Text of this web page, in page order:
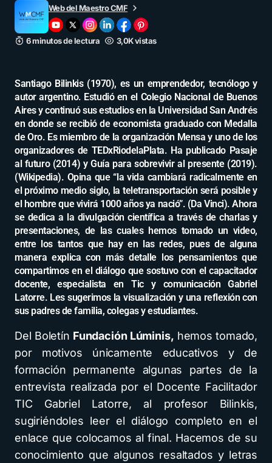
Web del Maestro CMF
6 minutos de lectura 3,0K vistas
Santiago Bilinkis (1970), es un emprendedor, tecnólogo y
autor argentino. Estudió en el Colegio Nacional de Buenos
Aires y continuó sus estudios en la Universidad San Andrés
en donde se recibió de economista graduado con Medalla
de Oro. Es miembro de la organización Mensa y uno de los
organizadores de TEDxRiodelaPlata. Ha publicado Pasaje
al futuro (2014) y Guía para sobrevivir al presente (2019).
(Wikipedia). Opina que “la vida cambiará radicalmente en
el próximo medio siglo, la teletransportación será posible y
el hombre que vivirá 1000 años ya nació”. (Da Vinci). Ahora
se dedica a la divulgación científica a través de charlas y
presentaciones, de las cuales hemos tomado un video,
entre los tantos que hay en las redes, pues de alguna
manera explica con más detalle los pensamientos que
compartimos en el diálogo que sostuvo con el capacitador
docente, especialista en Tic y comunicación Gabriel
Latorre. Les sugerimos la visualización y una reflexión con
sus padres de familia, colegas y estudiantes.
Del Boletín Fundación Lúminis, hemos tomado,
por motivos únicamente educativos y de
formación permanente algunas partes de la
entrevista realizada por el Docente Facilitador
TIC Gabriel Latorre, al profesor Bilinkis,
sugiriéndoles leer el diálogo completo en el
enlace que colocamos al final. Hacemos de su
conocimiento que algunos resaltados y letras